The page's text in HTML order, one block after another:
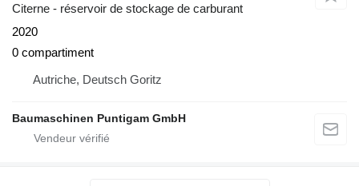
Citerne - réservoir de stockage de carburant
2020
0 compartiment
Autriche, Deutsch Goritz
Baumaschinen Puntigam GmbH